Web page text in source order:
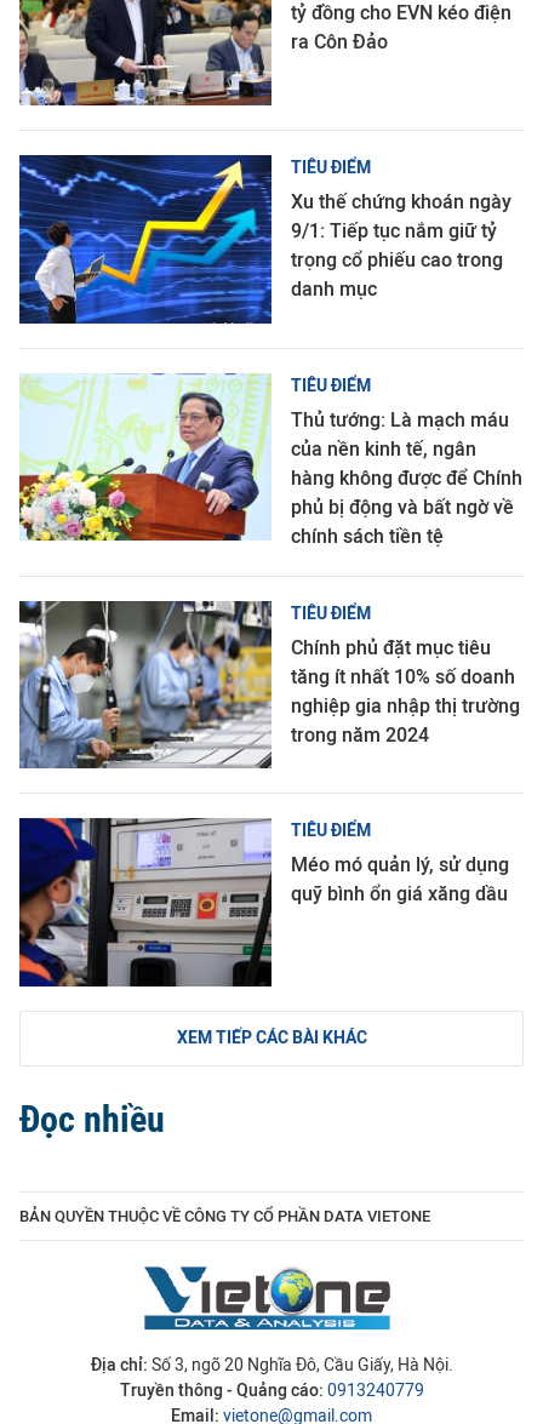
tỷ đồng cho EVN kéo điện
ra Côn Đảo
TIÊU ĐIỂM
Xu thế chứng khoán ngày
9/1: Tiếp tục nắm giữ tỷ
trọng cổ phiếu cao trong
danh mục
TIÊU ĐIỂM
Thủ tướng: Là mạch máu
của nền kinh tế, ngân
hàng không được để Chính
phủ bị động và bất ngờ về
chính sách tiền tệ
TIÊU ĐIỂM
Chính phủ đặt mục tiêu
tăng ít nhất 10% số doanh
nghiệp gia nhập thị trường
trong năm 2024
TIÊU ĐIỂM
Méo mó quản lý, sử dụng
quỹ bình ổn giá xăng dầu
XEM TIẾP CÁC BÀI KHÁC
Đọc nhiều
BẢN QUYỀN THUỘC VỀ CÔNG TY CỔ PHẦN DATA VIETONE
Địa chỉ: Số 3, ngõ 20 Nghĩa Đô, Cầu Giấy, Hà Nội.
Truyền thông - Quảng cáo: 0913240779
Email: vietone@gmail.com